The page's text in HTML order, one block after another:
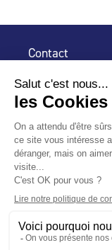
Contact
32 rue de Mogador
75 009 Paris
Nous suivre